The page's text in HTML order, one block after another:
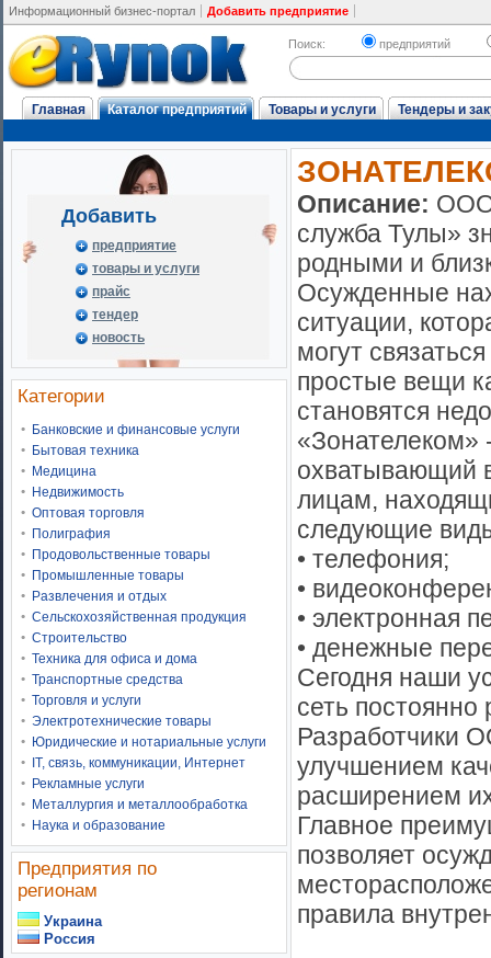
Информационный бизнес-портал Добавить предприятие
Поиск: предприятий
Главная Каталог предприятий Товары и услуги Тендеры и
Добавить
предприятие
товары и услуги
прайс
тендер
новость
Категории
Банковские и финансовые услуги
Бытовая техника
Медицина
Недвижимость
Оптовая торговля
Полиграфия
Продовольственные товары
Промышленные товары
Развлечения и отдых
Сельскохозяйственная продукция
Строительство
Техника для офиса и дома
Транспортные средства
Торговля и услуги
Электротехнические товары
Юридические и нотариальные услуги
IT, связь, коммуникации, Интернет
Рекламные услуги
Металлургия и металлообработка
Наука и образование
Предприятия по
регионам
Украина
Россия
Описание: ООО
служба Тулы»
родными и
Осужденные
ситуации,
могут
простые вещи
становятся
охватывающий
лицам,
следующие
• телефония;
•
• электронная
• денежные
Сегодня наши
сеть постоянно
Разработчики
улучшением
расширением
Главное
позволяет
правила